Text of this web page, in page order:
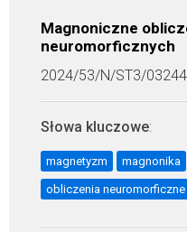
Magnoniczne
neuromorficznych
2024/53/N/ST3/03244
Słowa kluczowe:
magnetyzm magnonika
obliczenia neuromorficzne